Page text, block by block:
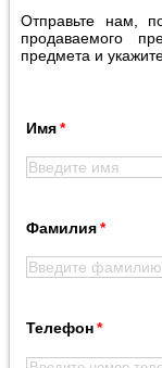
Отправьте нам,
продаваемого
предмета и
Имя
Фамилия
Телефон